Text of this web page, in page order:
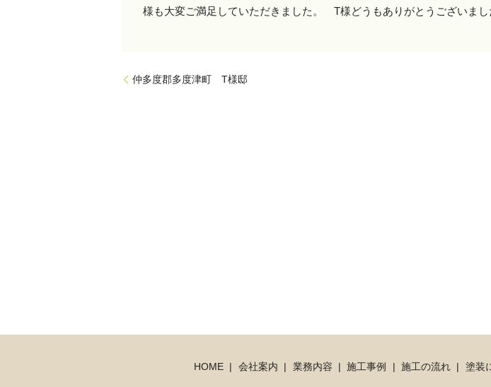
様も大変ご満足していただきました。 T様どうもありがとうございまし
仲多度郡多度津町 T様邸
HOME 会社案内 業務内容 施工事例 施工の流れ 塗装